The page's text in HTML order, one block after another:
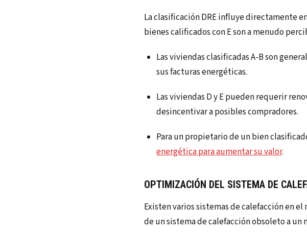
La clasificación DRE influye directamente
bienes calificados con E son a menudo
Las viviendas clasificadas A-B son
sus facturas energéticas.
Las viviendas D y E pueden requerir
desincentivar a posibles compradores.
Para un propietario de un bien
energética para aumentar su valor.
OPTIMIZACIÓN DEL SISTEMA DE
Existen varios sistemas de calefacción en
de un sistema de calefacción obsoleto a